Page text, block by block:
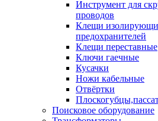
Инструмент для
проводов
Клещи
предохранителей
Клещи переставные
Ключи гаечные
Кусачки
Ножи кабельные
Отвёртки
Поисковое оборудование